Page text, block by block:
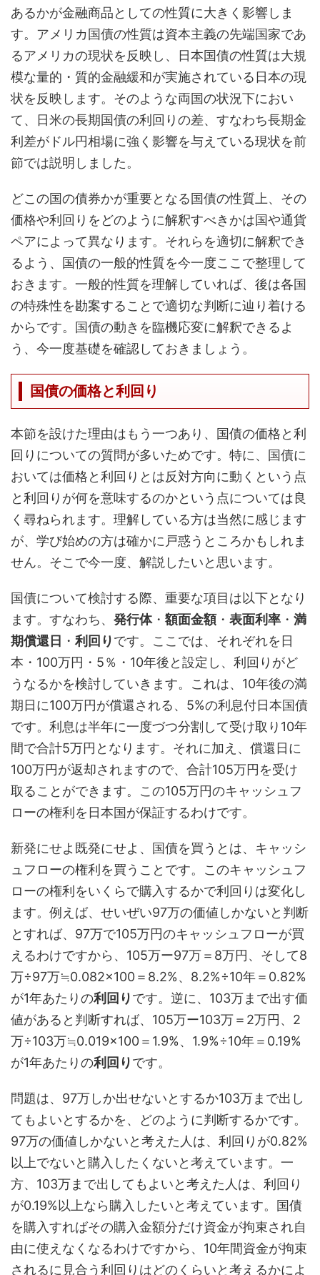
あるかが金融商品としての性質に大きく影響しま
す。アメリカ国債の性質は資本主義の先端国家であ
るアメリカの現状を反映し、日本国債の性質は大規
模な量的・質的金融緩和が実施されている日本の現
状を反映します。そのような両国の状況下におい
て、日米の長期国債の利回りの差、すなわち長期金
利差がドル円相場に強く影響を与えている現状を前
節では説明しました。
どこの国の債券かが重要となる国債の性質上、その
価格や利回りをどのように解釈すべきかは国や通貨
ペアによって異なります。それらを適切に解釈でき
るよう、国債の一般的性質を今一度ここで整理して
おきます。一般的性質を理解していれば、後は各国
の特殊性を勘案することで適切な判断に辿り着ける
からです。国債の動きを臨機応変に解釈できるよ
う、今一度基礎を確認しておきましょう。
国債の価格と利回り
本節を設けた理由はもう一つあり、国債の価格と利
回りについての質問が多いためです。特に、国債に
おいては価格と利回りとは反対方向に動くという点
と利回りが何を意味するのかという点については良
く尋ねられます。理解している方は当然に感じます
が、学び始めの方は確かに戸惑うところかもしれま
せん。そこで今一度、解説したいと思います。
国債について検討する際、重要な項目は以下となり
ます。すなわち、 発行体・ 額面金額・ 表面利率 ・ 満
期償還日 ・ 利回りです。ここでは、それぞれを日
本・100万円・5％・10年後と設定し、利回りがど
うなるかを検討していきます。これは、10年後の満
期日に100万円が償還される、5%の利息付日本国債
です。利息は半年に一度づつ分割して受け取り10年
間で合計5万円となります。それに加え、償還日に
100万円が返却されますので、合計105万円を受け
取ることができます。この105万円のキャッシュフ
ローの権利を日本国が保証するわけです。
新発にせよ既発にせよ、国債を買うとは、キャッシ
ュフローの権利を買うことです。このキャッシュフ
ローの権利をいくらで購入するかで利回りは変化し
ます。例えば、せいぜい97万の価値しかないと判断
とすれば、97万で105万円のキャッシュフローが買
えるわけですから、105万ー97万＝8万円、そして8
万÷97万≒0.082×100＝8.2%、8.2%÷10年＝0.82%
が1年あたりの利回りです。逆に、103万まで出す価
値があると判断すれば、105万ー103万＝2万円、2
万÷103万≒0.019×100＝1.9%、1.9%÷10年＝0.19%
が1年あたりの利回りです。
問題は、97万しか出せないとするか103万まで出し
てもよいとするかを、どのように判断するかです。
97万の価値しかないと考えた人は、利回りが0.82%
以上でないと購入したくないと考えています。一
方、103万まで出してもよいと考えた人は、利回り
が0.19%以上なら購入したいと考えています。国債
を購入すればその購入金額分だけ資金が拘束され自
由に使えなくなるわけですから、10年間資金が拘束
されるに見合う利回りはどのくらいと考えるかによ